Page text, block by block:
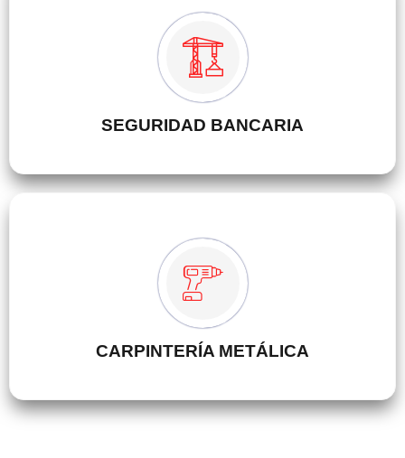
SEGURIDAD BANCARIA
CARPINTERÍA METÁLICA